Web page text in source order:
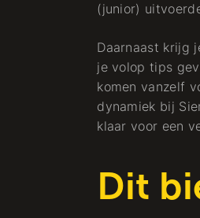
(junior)
Daarnaast krijg
je volop tips
komen vanzelf
dynamiek bij
klaar voor een
Dit